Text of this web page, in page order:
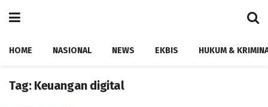
HOME NASIONAL NEWS EKBIS HUKUM &
Tag: Keuangan digital